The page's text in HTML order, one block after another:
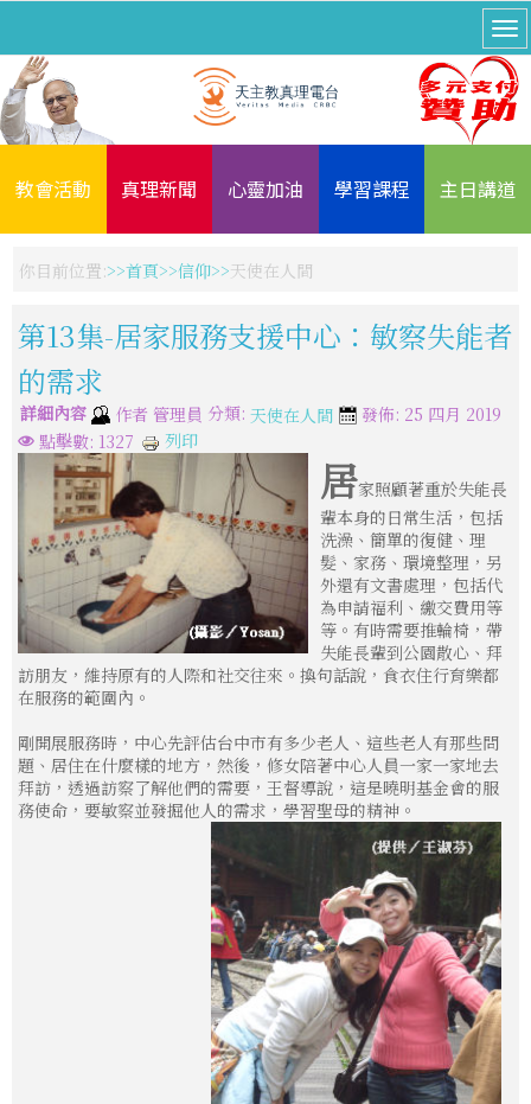
教會活動 真理新聞 心靈加油 學習課程 主日講道
你目前位置: 首頁 信仰 天使在人間
第13集-居家服務支援中心：敏察失能者
的需求
詳細內容 作者 管理員 分類: 天使在人間
發佈: 25 四月 2019
點擊數: 1327
列印
居家照顧著重於失能長
輩本身的日常生活，包括
洗澡、簡單的復健、理
髮、家務、環境整理，另
外還有文書處理，包括代
為申請福利、繳交費用等
等。有時需要推輪椅，帶
失能長輩到公園散心、拜
訪朋友，維持原有的人際和社交往來。換句話說，食衣住行育樂都
在服務的範圍內。
剛開展服務時，中心先評估台中市有多少老人、這些老人有那些問
題、居住在什麼樣的地方，然後，修女陪著中心人員一家一家地去
拜訪，透過訪察了解他們的需要，王督導說，這是曉明基金會的服
務使命，要敏察並發掘他人的需求，學習聖母的精神。